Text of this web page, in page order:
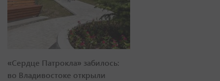
«Сердце Патрокла» забилось:
во Владивостоке открыли